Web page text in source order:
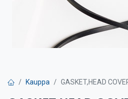
Kauppa GASKET,HEAD